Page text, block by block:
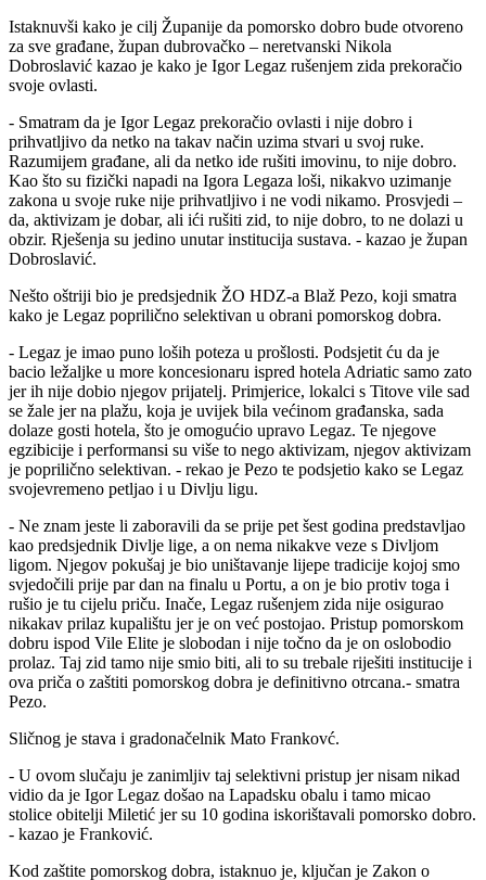
Istaknuvši kako je cilj Županije da pomorsko dobro bude otvoreno
za sve građane, župan dubrovačko – neretvanski Nikola
Dobroslavić kazao je kako je Igor Legaz rušenjem zida prekoračio
svoje ovlasti.
- Smatram da je Igor Legaz prekoračio ovlasti i nije dobro i
prihvatljivo da netko na takav način uzima stvari u svoj ruke.
Razumijem građane, ali da netko ide rušiti imovinu, to nije dobro.
Kao što su fizički napadi na Igora Legaza loši, nikakvo uzimanje
zakona u svoje ruke nije prihvatljivo i ne vodi nikamo. Prosvjedi –
da, aktivizam je dobar, ali ići rušiti zid, to nije dobro, to ne dolazi u
obzir. Rješenja su jedino unutar institucija sustava. - kazao je župan
Dobroslavić.
Nešto oštriji bio je predsjednik ŽO HDZ-a Blaž Pezo, koji smatra
kako je Legaz poprilično selektivan u obrani pomorskog dobra.
- Legaz je imao puno loših poteza u prošlosti. Podsjetit ću da je
bacio ležaljke u more koncesionaru ispred hotela Adriatic samo zato
jer ih nije dobio njegov prijatelj. Primjerice, lokalci s Titove vile sad
se žale jer na plažu, koja je uvijek bila većinom građanska, sada
dolaze gosti hotela, što je omogućio upravo Legaz. Te njegove
egzibicije i performansi su više to nego aktivizam, njegov aktivizam
je poprilično selektivan. - rekao je Pezo te podsjetio kako se Legaz
svojevremeno petljao i u Divlju ligu.
- Ne znam jeste li zaboravili da se prije pet šest godina predstavljao
kao predsjednik Divlje lige, a on nema nikakve veze s Divljom
ligom. Njegov pokušaj je bio uništavanje lijepe tradicije kojoj smo
svjedočili prije par dan na finalu u Portu, a on je bio protiv toga i
rušio je tu cijelu priču. Inače, Legaz rušenjem zida nije osigurao
nikakav prilaz kupalištu jer je on već postojao. Pristup pomorskom
dobru ispod Vile Elite je slobodan i nije točno da je on oslobodio
prolaz. Taj zid tamo nije smio biti, ali to su trebale riješiti institucije i
ova priča o zaštiti pomorskog dobra je definitivno otrcana.- smatra
Pezo.
Sličnog je stava i gradonačelnik Mato Frankovć.
- U ovom slučaju je zanimljiv taj selektivni pristup jer nisam nikad
vidio da je Igor Legaz došao na Lapadsku obalu i tamo micao
stolice obitelji Miletić jer su 10 godina iskorištavali pomorsko dobro.
- kazao je Franković.
Kod zaštite pomorskog dobra, istaknuo je, ključan je Zakon o